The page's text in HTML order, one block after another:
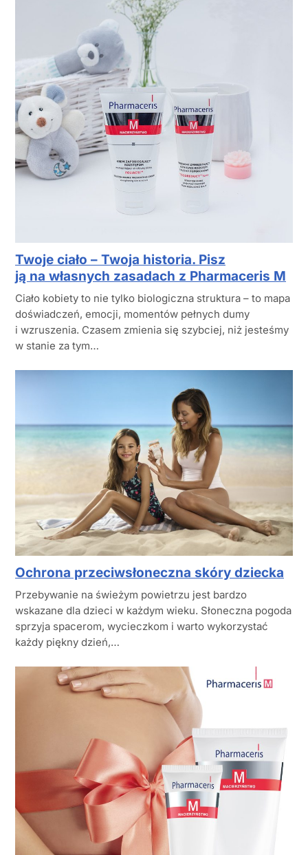
Twoje ciało – Twoja historia. Pisz
ją na własnych zasadach z Pharmaceris M
Ciało kobiety to nie tylko biologiczna struktura – to mapa
doświadczeń, emocji, momentów pełnych dumy
i wzruszenia. Czasem zmienia się szybciej, niż jesteśmy
w stanie za tym…
Ochrona przeciwsłoneczna skóry dziecka
Przebywanie na świeżym powietrzu jest bardzo
wskazane dla dzieci w każdym wieku. Słoneczna pogoda
sprzyja spacerom, wycieczkom i warto wykorzystać
każdy piękny dzień,…